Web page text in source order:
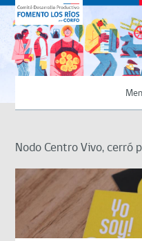
Nodo Centro Vivo, cerró